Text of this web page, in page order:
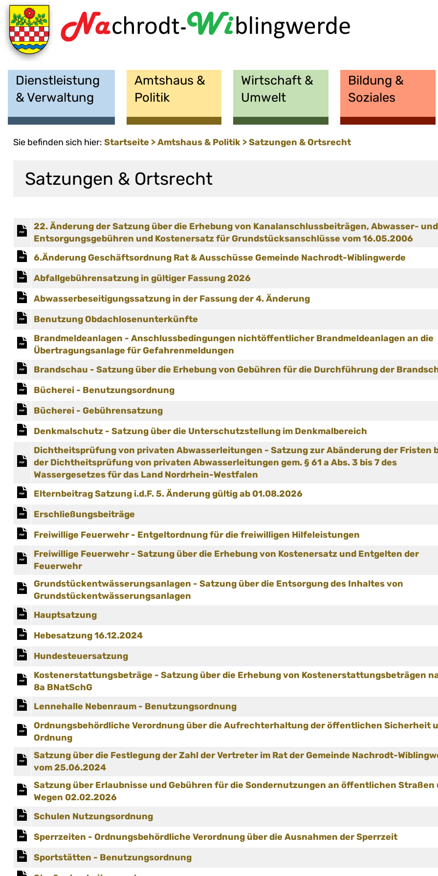
Dienstleistung
& Verwaltung
Amtshaus &
Politik
Wirtschaft &
Umwelt
Bildung &
Soziales
Sie befinden sich hier: Startseite Amtshaus & Politik Satzungen & Ortsrecht
Satzungen & Ortsrecht
22. Änderung der Satzung über die Erhebung von Kanalanschlussbeiträgen, Abwasser- und
Entsorgungsgebühren und Kostenersatz für Grundstücksanschlüsse vom 16.05.2006
6.Änderung Geschäftsordnung Rat & Ausschüsse Gemeinde Nachrodt-Wiblingwerde
Abfallgebührensatzung in gültiger Fassung 2026
Abwasserbeseitigungssatzung in der Fassung der 4. Änderung
Benutzung Obdachlosenunterkünfte
Brandmeldeanlagen - Anschlussbedingungen nichtöffentlicher Brandmeldeanlagen an die
Übertragungsanlage für Gefahrenmeldungen
Brandschau - Satzung über die Erhebung von Gebühren für die Durchführung der
Bücherei - Benutzungsordnung
Bücherei - Gebührensatzung
Denkmalschutz - Satzung über die Unterschutzstellung im Denkmalbereich
Dichtheitsprüfung von privaten Abwasserleitungen - Satzung zur Abänderung der Fristen
der Dichtheitsprüfung von privaten Abwasserleitungen gem. § 61 a Abs. 3 bis 7 des
Wassergesetzes für das Land Nordrhein-Westfalen
Elternbeitrag Satzung i.d.F. 5. Änderung gültig ab 01.08.2026
Erschließungsbeiträge
Freiwillige Feuerwehr - Entgeltordnung für die freiwilligen Hilfeleistungen
Freiwillige Feuerwehr - Satzung über die Erhebung von Kostenersatz und Entgelten der
Feuerwehr
Grundstückentwässerungsanlagen - Satzung über die Entsorgung des Inhaltes von
Grundstückentwässerungsanlagen
Hauptsatzung
Hebesatzung 16.12.2024
Hundesteuersatzung
Kostenerstattungsbeträge - Satzung über die Erhebung von Kostenerstattungsbeträgen
8a BNatSchG
Lennehalle Nebenraum - Benutzungsordnung
Ordnungsbehördliche Verordnung über die Aufrechterhaltung der öffentlichen Sicherheit
Ordnung
Satzung über die Festlegung der Zahl der Vertreter im Rat der Gemeinde Nachrodt-
vom 25.06.2024
Satzung über Erlaubnisse und Gebühren für die Sondernutzungen an öffentlichen Straßen
Wegen 02.02.2026
Schulen Nutzungsordnung
Sperrzeiten - Ordnungsbehördliche Verordnung über die Ausnahmen der Sperrzeit
Sportstätten - Benutzungsordnung